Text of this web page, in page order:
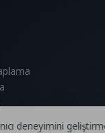
deneyimini